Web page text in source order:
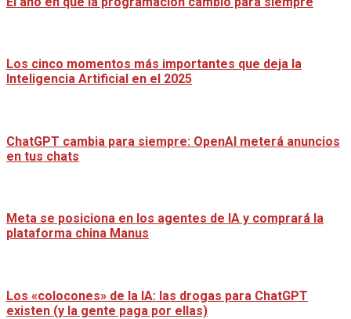
Los cinco momentos más importantes que deja la
Inteligencia Artificial en el 2025
ChatGPT cambia para siempre: OpenAI meterá anuncios
en tus chats
Meta se posiciona en los agentes de IA y comprará la
plataforma china Manus
Los «colocones» de la IA: las drogas para ChatGPT
existen (y la gente paga por ellas)